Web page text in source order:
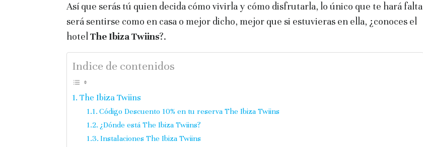
Así que serás tú quien decida cómo vivirla y cómo disfrutarla, lo único que te hará falta
será sentirse como en casa o mejor dicho, mejor que si estuvieras en ella, ¿conoces el
hotelThe Ibiza Twiins?.
Indice de contenidos
The Ibiza Twiins
Código Descuento 10% en tu reserva The Ibiza Twiins
¿Dónde está The Ibiza Twiins?
Instalaciones The Ibiza Twiins